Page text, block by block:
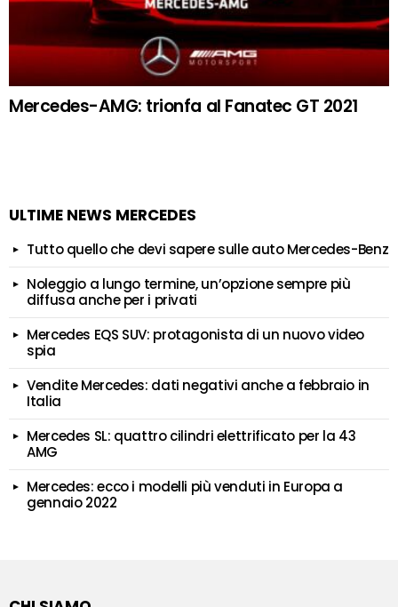
Mercedes-AMG: trionfa al Fanatec GT 2021
ULTIME NEWS MERCEDES
Tutto quello che devi sapere sulle auto Mercedes-Benz
Noleggio a lungo termine, un’opzione sempre più
diffusa anche per i privati
Mercedes EQS SUV: protagonista di un nuovo video
spia
Vendite Mercedes: dati negativi anche a febbraio in
Italia
Mercedes SL: quattro cilindri elettrificato per la 43
AMG
Mercedes: ecco i modelli più venduti in Europa a
gennaio 2022